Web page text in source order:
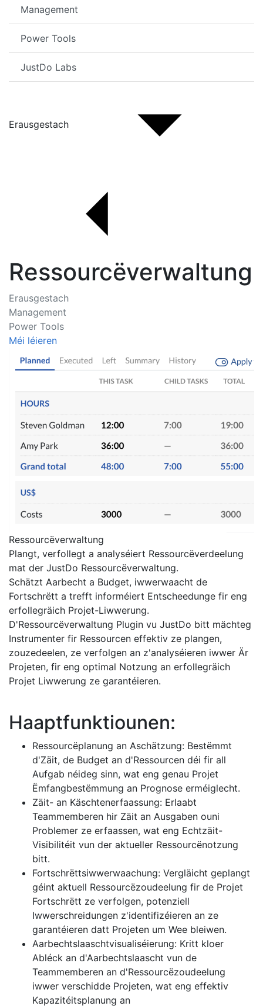
Management
Power Tools
JustDo Labs
Erausgestach
Ressourcëverwaltung
Erausgestach
Management
Power Tools
Méi léieren
Ressourcëverwaltung
Plangt, verfollegt a analyséiert Ressourcëverdeelung
mat der JustDo Ressourcëverwaltung.
Schätzt Aarbecht a Budget, iwwerwaacht de
Fortschrëtt a trefft informéiert Entscheedunge fir eng
erfollegräich Projet-Liwwerung.
D'Ressourcëverwaltung Plugin vu JustDo bitt mächteg
Instrumenter fir Ressourcen effektiv ze plangen,
zouzedeelen, ze verfolgen an z'analyséieren iwwer Är
Projeten, fir eng optimal Notzung an erfollegräich
Projet Liwwerung ze garantéieren.
Haaptfunktiounen:
Ressourcëplanung an Aschätzung: Bestëmmt
d'Zäit, de Budget an d'Ressourcen déi fir all
Aufgab néideg sinn, wat eng genau Projet
Ëmfangbestëmmung an Prognose erméiglecht.
Zäit- an Käschtenerfaassung: Erlaabt
Teammemberen hir Zäit an Ausgaben ouni
Problemer ze erfaassen, wat eng Echtzäit-
Visibilitéit vun der aktueller Ressourcënotzung
bitt.
Fortschrëttsiwwerwaachung: Vergläicht geplangt
géint aktuell Ressourcëzoudeelung fir de Projet
Fortschrëtt ze verfolgen, potenziell
Iwwerschreidungen z'identifizéieren an ze
garantéieren datt Projeten um Wee bleiwen.
Aarbechtslaaschtvisualiséierung: Kritt kloer
Abléck an d'Aarbechtslaascht vun de
Teammemberen an d'Ressourcëzoudeelung
iwwer verschidde Projeten, wat eng effektiv
Kapazitéitsplanung an